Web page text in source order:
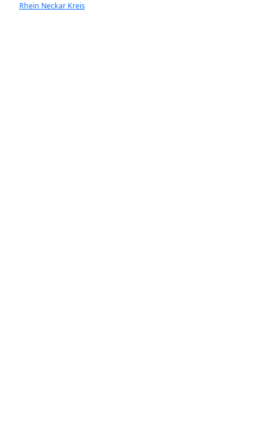
Rhein Neckar Kreis